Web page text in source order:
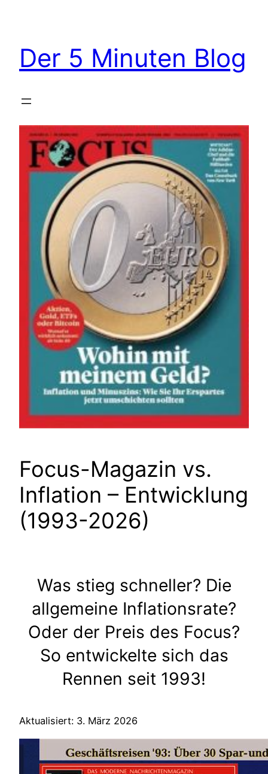
Der 5 Minuten Blog
Focus-Magazin vs.
Inflation – Entwicklung
(1993-2026)
Was stieg schneller? Die
allgemeine Inflationsrate?
Oder der Preis des Focus?
So entwickelte sich das
Rennen seit 1993!
Aktualisiert: 3. März 2026